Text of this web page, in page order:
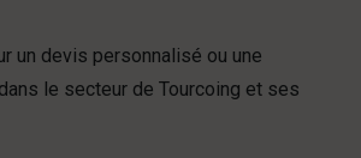
un devis personnalisé ou une
le secteur de Tourcoing et ses